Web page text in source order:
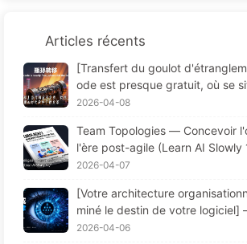
Articles récents
[Transfert du goulot
ode est presque gratuit, où se
ranglement de l'ingénierie logicielle ?
sage progressif de l'IA 173
2026-04-08
Team Topologies — Concevoir
l'ère post-agile (Learn AI Slowly
2026-04-07
[Votre architecture
miné le destin de votre logiciel]
ay, une loi fondamentale de la
2026-04-06